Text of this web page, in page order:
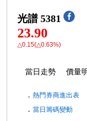
光譜 5381
23.90
△0.15(△0.63%)
當日走勢 價量
． 熱門券商進出表
． 當日籌碼變動